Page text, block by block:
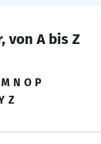
von A bis Z
M N O P
Z